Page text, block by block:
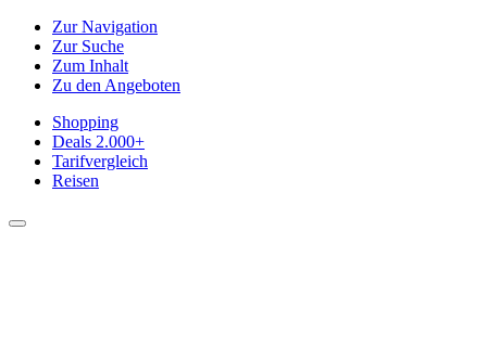
Zur Navigation
Zur Suche
Zum Inhalt
Zu den Angeboten
Shopping
Deals 2.000+
Tarifvergleich
Reisen